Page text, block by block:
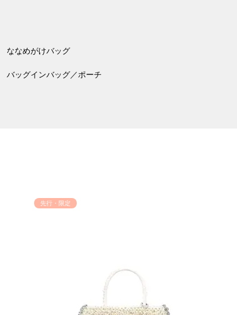
ななめがけバッグ
バッグインバッグ／ポーチ
先行・限定